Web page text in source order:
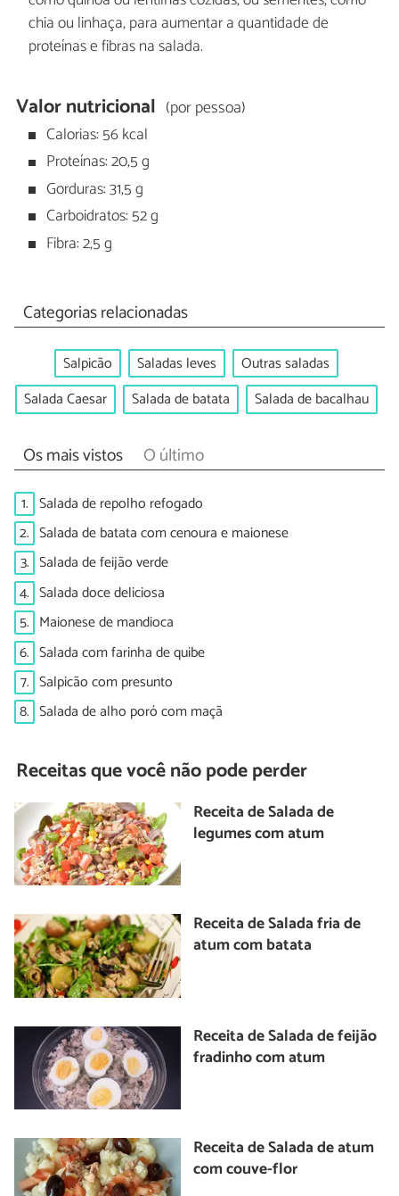
chia ou linhaça, para aumentar a quantidade de
proteínas e fibras na salada.
Valor nutricional (por pessoa)
Calorias: 56 kcal
Proteínas: 20,5 g
Gorduras: 31,5 g
Carboidratos: 52 g
Fibra: 2,5 g
Categorias relacionadas
Salpicão Saladas leves
Outras saladas
Salada Caesar
Salada de batata Salada de bacalhau
Os mais vistos O último
1. Salada de repolho refogado
2. Salada de batata com cenoura e maionese
3. Salada de feijão verde
4. Salada doce deliciosa
5. Maionese de mandioca
6. Salada com farinha de quibe
7. Salpicão com presunto
8. Salada de alho poró com maçã
Receitas que você não pode perder
Receita de Salada de
legumes com atum
Receita de Salada fria de
atum com batata
Receita de Salada de feijão
fradinho com atum
Receita de Salada de atum
com couve-flor